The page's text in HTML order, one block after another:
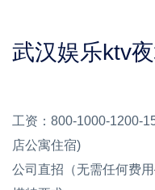
武汉娱乐ktv
工资：800-1000-1200-
店公寓住宿)
公司直招（无需任何费